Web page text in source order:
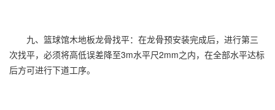
九、篮球馆木地板龙骨找平：在龙骨预安装完成后，进行第三
次找平，必须将高低误差降至3m水平尺2mm之内，在全部水平达标
后方可进行下道工序。